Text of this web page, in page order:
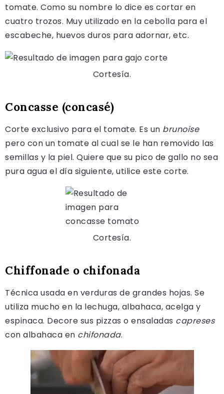
tomate. Como su nombre lo dice es cortar en
cuatro trozos. Muy utilizado en la cebolla para el
escabeche, huevos duros para adornar, etc.
Cortesía.
Concasse (concasé)
Corte exclusivo para el tomate. Es un brunoise
pero con un tomate al cual se le han removido las
semillas y la piel. Quiere que su pico de gallo no sea
pura agua el día siguiente, utilice este corte.
Cortesía.
Chiffonade o chifonada
Técnica usada en verduras de grandes hojas. Se
utiliza mucho en la lechuga, albahaca, acelga y
espinaca. Decore sus pizzas o ensaladas capreses
con albahaca en chifonada.